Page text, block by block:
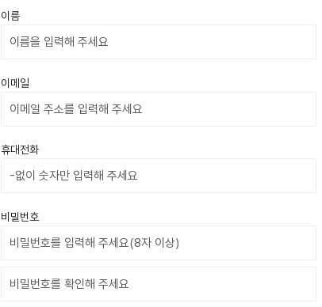
이름
이메일
휴대전화
비밀번호
비밀번호확인